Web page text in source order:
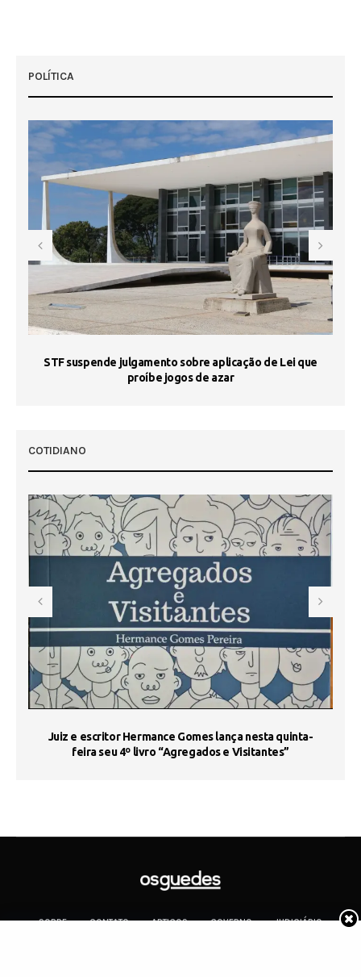
POLÍTICA
STF suspende julgamento sobre aplicação de Lei que
proíbe jogos de azar
COTIDIANO
Juiz e escritor Hermance Gomes lança nesta quinta-
feira seu 4º livro “Agregados e Visitantes”
SOBRE CONTATO ARTIGOS GOVERNO
JUDICIÁRIO